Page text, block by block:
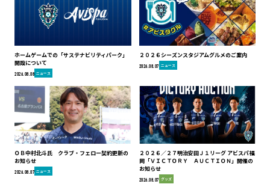
ホームゲームでの「サステナビリティパーク」
開設について
2026.08.08 ニュース
２０２６シーズンスタジアムグルメのご案内
2026.08.07 ニュース
ＯＢ中村北斗氏 クラブ・フェロー契約更新の
お知らせ
2026.08.07 ニュース
２０２６／２７明治安田Ｊ１リーグ アビスパ福
岡「ＶＩＣＴＯＲＹ ＡＵＣＴＩＯＮ」開催の
お知らせ
2026.08.07 グッズ